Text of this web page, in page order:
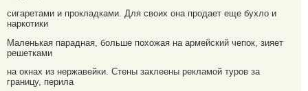
сигаретами и прокладками. Для своих она продает еще бухло и
наркотики
Маленькая парадная, больше похожая на армейский чепок, зияет
решетками
на окнах из нержавейки. Стены заклеены рекламой туров за
границу, перила